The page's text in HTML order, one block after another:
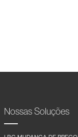
Nossas Soluções